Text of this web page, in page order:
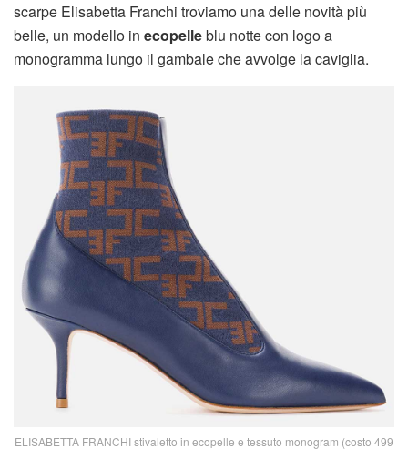
scarpe Elisabetta Franchi troviamo una delle novità più
belle, un modello in ecopelleblu notte con logo a
monogramma lungo il gambale che avvolge la caviglia.
ELISABETTA FRANCHI stivaletto in ecopelle e tessuto monogram (costo 499